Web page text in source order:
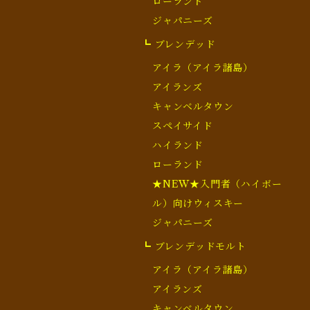
ジャパニーズ
┗ ブレンデッド
アイラ（アイラ諸島）
アイランズ
キャンベルタウン
スペイサイド
ハイランド
ローランド
★NEW★入門者（ハイボー
ル）向けウィスキー
ジャパニーズ
┗ ブレンデッドモルト
アイラ（アイラ諸島）
アイランズ